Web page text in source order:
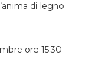
di legno
ore 15.30